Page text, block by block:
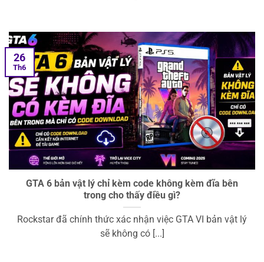
GTA 6 bản vật lý chỉ kèm code không kèm đĩa bên
trong cho thấy điều gì?
Rockstar đã chính thức xác nhận việc GTA VI bản vật lý
sẽ không có [...]
26
Th6